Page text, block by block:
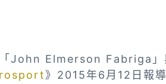
「John Elmerson Fabriga」
》2015年6月12日報